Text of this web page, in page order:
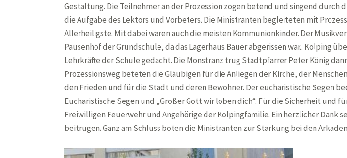
Gestaltung. Die Teilnehmer an der Prozession zogen betend und singend
die Aufgabe des Lektors und Vorbeters. Die Ministranten begleiteten mit
Allerheiligste. Mit dabei waren auch die meisten Kommunionkinder. Der
Pausenhof der Grundschule, da das Lagerhaus Bauer abgerissen war.. Kolping
Lehrkräfte der Schule gedacht. Die Monstranz trug Stadtpfarrer Peter König
Prozessionsweg beteten die Gläubigen für die Anliegen der Kirche, der
den Frieden und für die Stadt und deren Bewohner. Der eucharistische Segen
Eucharistische Segen und „Großer Gott wir loben dich“. Für die Sicherheit und
Freiwilligen Feuerwehr und Angehörige der Kolpingfamilie. Ein herzlicher Dank
beitrugen. Ganz am Schluss boten die Ministranten zur Stärkung bei den